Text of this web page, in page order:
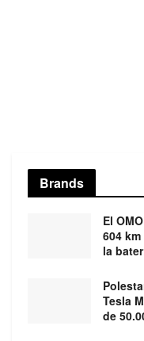
Brands
El
604
la
Tesla
de